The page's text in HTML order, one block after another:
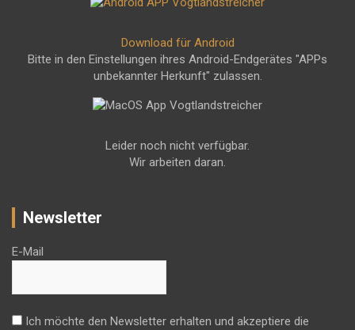
Download für Android
Bitte in den Einstellungen ihres Android-Endgerätes "APPs
unbekannter Herkunft" zulassen.
Leider noch nicht verfügbar.
Wir arbeiten daran.
Newsletter
E-Mail
Ich möchte den Newsletter erhalten und akzeptiere die